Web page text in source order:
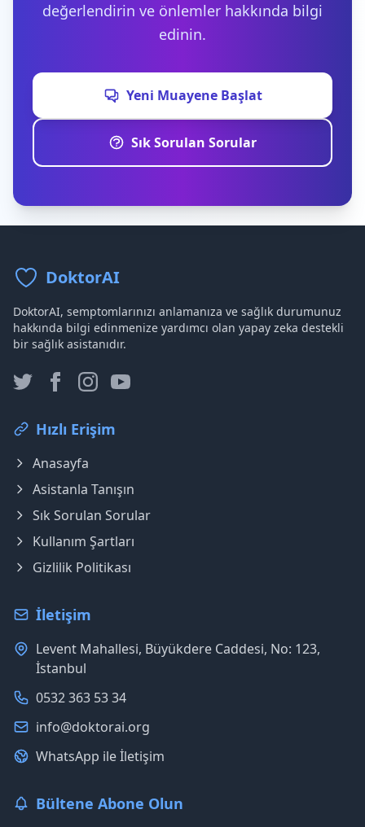
değerlendirin ve önlemler hakkında bilgi
edinin.
Yeni Muayene Başlat
Sık Sorulan Sorular
DoktorAI
DoktorAI, semptomlarınızı anlamanıza ve sağlık durumunuz
hakkında bilgi edinmenize yardımcı olan yapay zeka destekli
bir sağlık asistanıdır.
Hızlı Erişim
Anasayfa
Asistanla Tanışın
Sık Sorulan Sorular
Kullanım Şartları
Gizlilik Politikası
İletişim
Levent Mahallesi, Büyükdere Caddesi, No: 123,
İstanbul
0532 363 53 34
info@doktorai.org
WhatsApp ile İletişim
Bültene Abone Olun